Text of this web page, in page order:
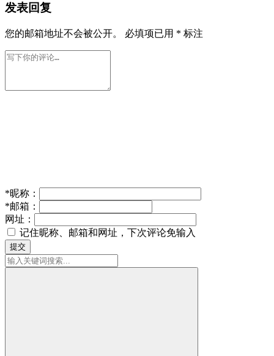
发表回复
您的邮箱地址不会被公开。 必填项已用 * 标注
*昵称：
*邮箱：
网址：
记住昵称、邮箱和网址，下次评论免输入
提交